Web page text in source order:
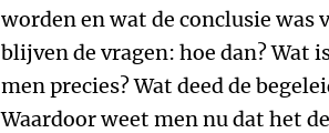
worden en wat de conclusie was
blijven de vragen: hoe dan? Wat
men precies? Wat deed de
Waardoor weet men nu dat het